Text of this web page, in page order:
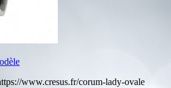
www.cresus.fr/corum-lady-ovale